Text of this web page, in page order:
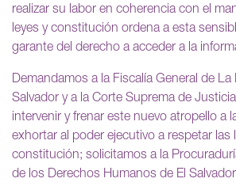
realizar su labor en coherencia con el
leyes y constitución ordena a esta
garante del derecho a acceder a la
Demandamos a la Fiscalía General de La
Salvador y a la Corte Suprema de
intervenir y frenar este nuevo atropello a
exhortar al poder ejecutivo a respetar las
constitución; solicitamos a la
de los Derechos Humanos de El